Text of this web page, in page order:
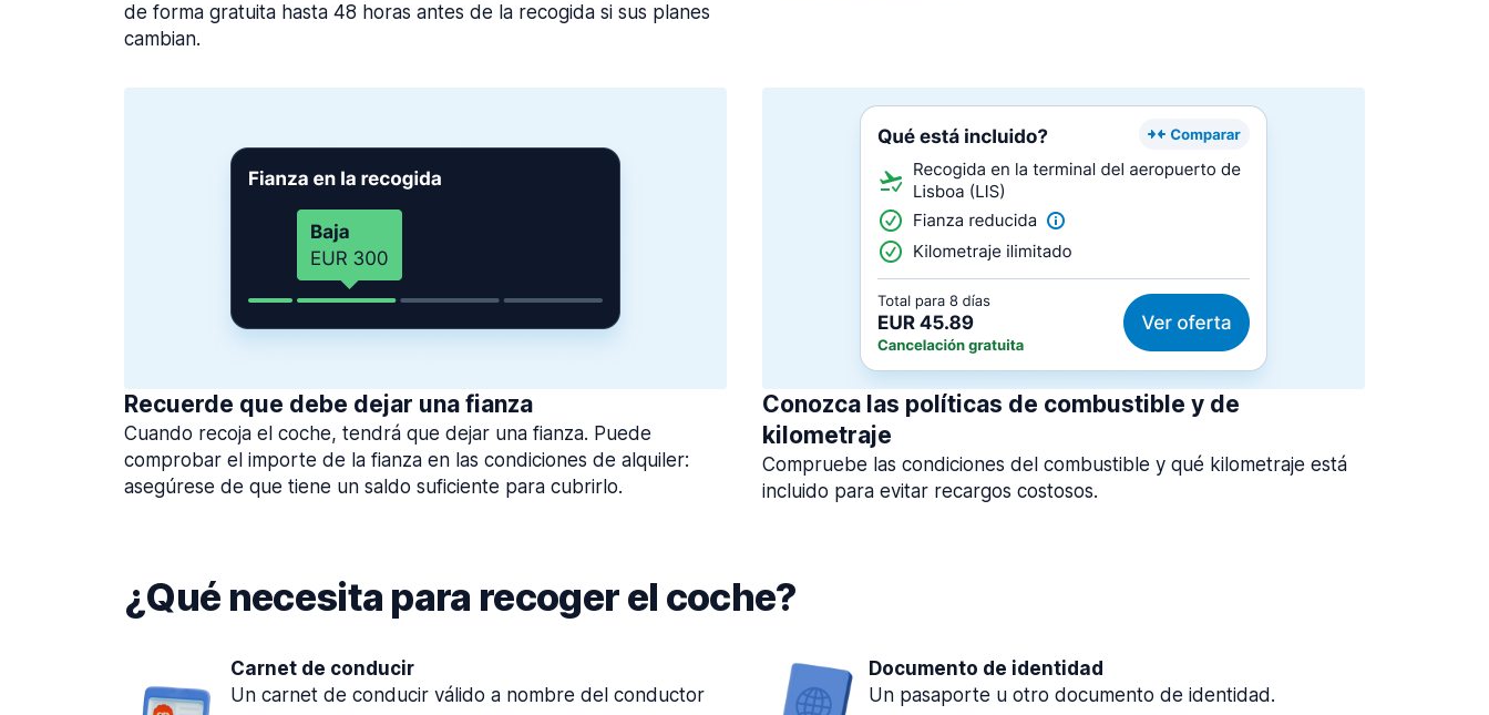
de forma gratuita hasta 48 horas antes de la recogida si sus planes
cambian.
Recuerde que debe dejar una fianza
Cuando recoja el coche, tendrá que dejar una fianza. Puede
comprobar el importe de la fianza en las condiciones de alquiler:
asegúrese de que tiene un saldo suficiente para cubrirlo.
Conozca las políticas de combustible y de
kilometraje
Compruebe las condiciones del combustible y qué kilometraje está
incluido para evitar recargos costosos.
¿Qué necesita para recoger el coche?
Carnet de conducir
Un carnet de conducir válido a nombre del conductor
Documento de identidad
Un pasaporte u otro documento de identidad.